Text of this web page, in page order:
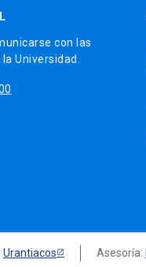
con las
Universidad.
Urantiacos Asesoría: